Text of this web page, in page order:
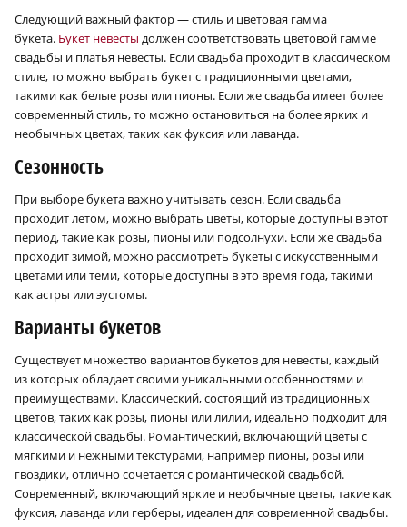
Следующий важный фактор — стиль и цветовая гамма
букета. Букет невесты должен соответствовать цветовой гамме
свадьбы и платья невесты. Если свадьба проходит в классическом
стиле, то можно выбрать букет с традиционными цветами,
такими как белые розы или пионы. Если же свадьба имеет более
современный стиль, то можно остановиться на более ярких и
необычных цветах, таких как фуксия или лаванда.
Сезонность
При выборе букета важно учитывать сезон. Если свадьба
проходит летом, можно выбрать цветы, которые доступны в этот
период, такие как розы, пионы или подсолнухи. Если же свадьба
проходит зимой, можно рассмотреть букеты с искусственными
цветами или теми, которые доступны в это время года, такими
как астры или эустомы.
Варианты букетов
Существует множество вариантов букетов для невесты, каждый
из которых обладает своими уникальными особенностями и
преимуществами. Классический, состоящий из традиционных
цветов, таких как розы, пионы или лилии, идеально подходит для
классической свадьбы. Романтический, включающий цветы с
мягкими и нежными текстурами, например пионы, розы или
гвоздики, отлично сочетается с романтической свадьбой.
Современный, включающий яркие и необычные цветы, такие как
фуксия, лаванда или герберы, идеален для современной свадьбы.